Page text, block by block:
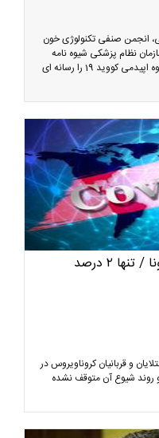
انجمن صنفی تکنولوژی خون
نظام پزشکی شیوه نامه
رفتار حرفه ای پرفیوژنیست های ایران در دروه اپیدمی کووید 19 را رسانه ای
جدیدترین آمار جهانی شیوع کرونا / تنها ۲ درصد
و قربانیان کروناویروس در
روند شیوع آن متوقف نشده